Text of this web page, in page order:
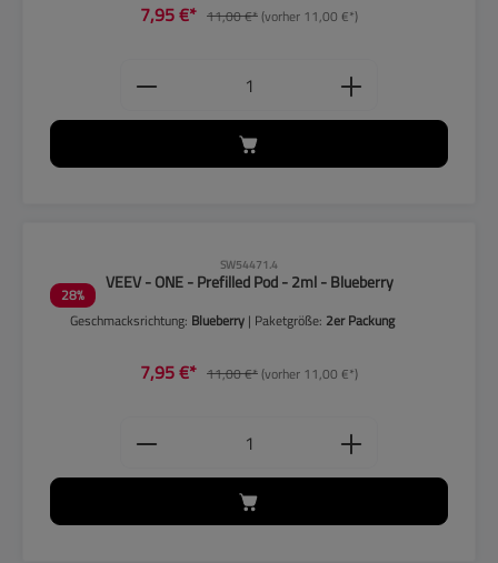
7,95 €* 11,00 €*(vorher 11,00 €*)
Produkt Anzahl: Gib den
28%
SW54471.4
VEEV - ONE - Prefilled Pod - 2ml - Blueberry
Geschmacksrichtung: Blueberry | Paketgröße: 2er Packung
7,95 €* 11,00 €*(vorher 11,00 €*)
Produkt Anzahl: Gib den